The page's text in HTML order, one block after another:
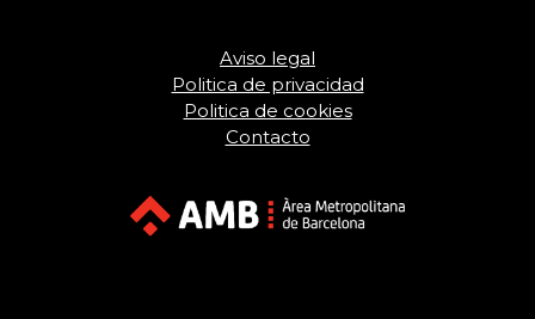
Aviso legal
Politica de privacidad
Politica de cookies
Contacto